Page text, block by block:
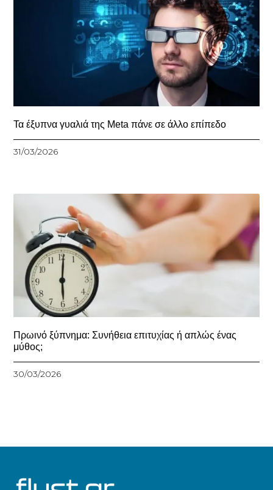
Τα έξυπνα γυαλιά της Meta πάνε σε άλλο επίπεδο
31/03/2026
Πρωινό ξύπνημα: Συνήθεια επιτυχίας ή απλώς ένας
μύθος;
30/03/2026